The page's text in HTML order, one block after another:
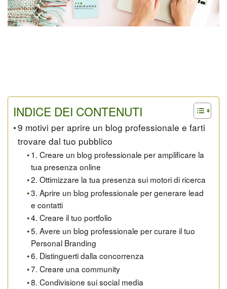
INDICE DEI CONTENUTI
9 motivi per aprire un blog professionale e farti
trovare dal tuo pubblico
1. Creare un blog professionale per amplificare la
tua presenza online
2. Ottimizzare la tua presenza sui motori di ricerca
3. Aprire un blog professionale per generare lead
e contatti
4. Creare il tuo portfolio
5. Avere un blog professionale per curare il tuo
Personal Branding
6. Distinguerti dalla concorrenza
7. Creare una community
8. Condivisione sui social media